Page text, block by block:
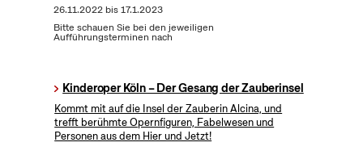
26.11.2022bis17.1.2023
Bitte schauen Sie bei den jeweiligen
Aufführungsterminen nach
Kinderoper Köln – Der Gesang der Zauberinsel
Kommt mit auf die Insel der Zauberin Alcina, und
trefft berühmte Opernfiguren, Fabelwesen und
Personen aus dem Hier und Jetzt!